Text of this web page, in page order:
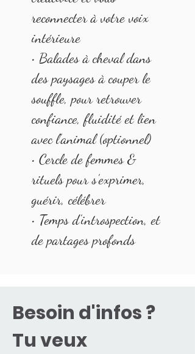
reconnecter à votre voix
intérieure
• Balades à cheval dans
des paysages à couper le
souffle, pour retrouver
confiance, fluidité et lien
avec l’animal (optionnel)
• Cercle de femmes &
rituels pour s’exprimer,
guérir, célébrer
• Temps d’introspection, et
de partages profonds
Besoin d'infos ?
Tu veux